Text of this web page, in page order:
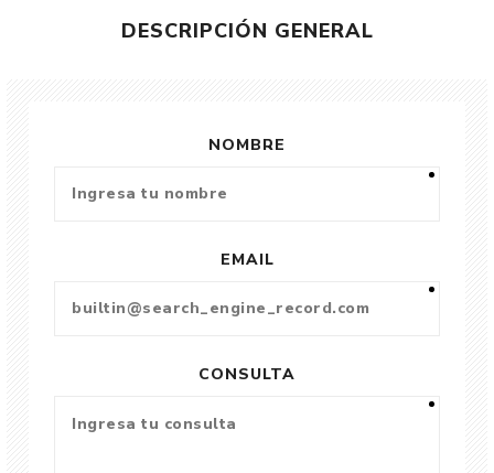
DESCRIPCIÓN GENERAL
NOMBRE
EMAIL
CONSULTA